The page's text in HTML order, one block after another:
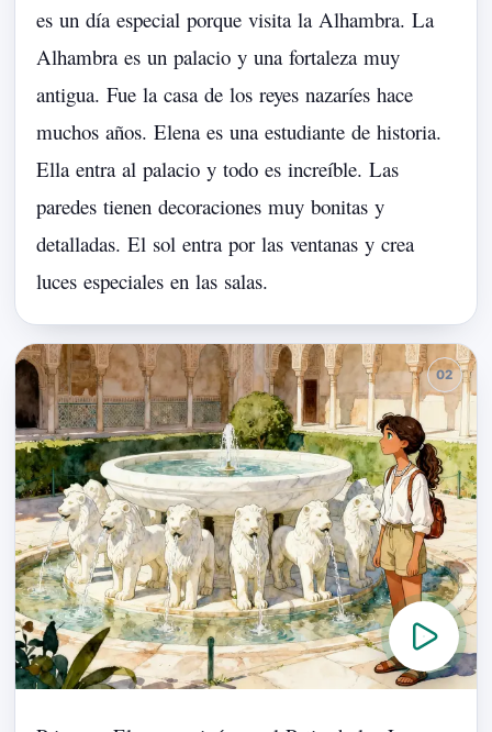
es un día especial porque visita la Alhambra. La
Alhambra es un palacio y una fortaleza muy
antigua. Fue la casa de los reyes nazaríes hace
muchos años. Elena es una estudiante de historia.
Ella entra al palacio y todo es increíble. Las
paredes tienen decoraciones muy bonitas y
detalladas. El sol entra por las ventanas y crea
luces especiales en las salas.